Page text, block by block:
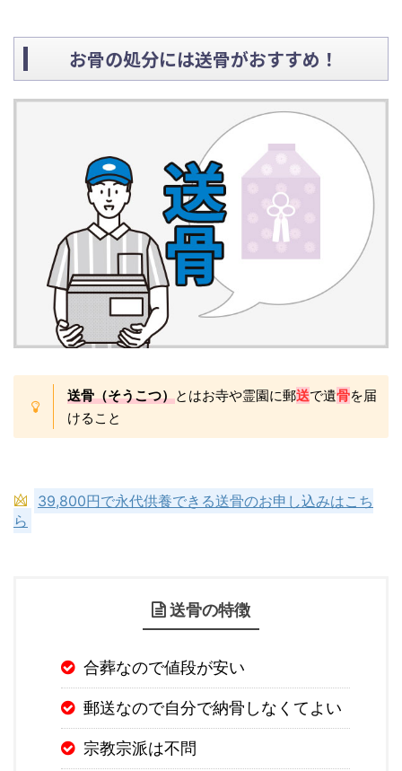
お骨の処分には送骨がおすすめ！
送骨（そうこつ）とはお寺や霊園に郵送で遺骨を届
けること
39,800円で永代供養できる送骨のお申し込みはこち
ら
送骨の特徴
合葬なので値段が安い
郵送なので自分で納骨しなくてよい
宗教宗派は不問